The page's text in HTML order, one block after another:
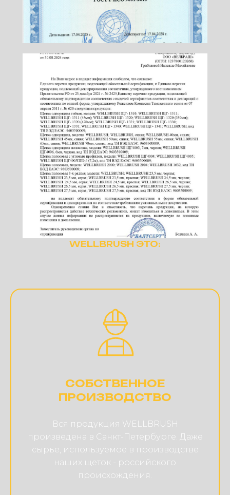
WELLBRUSH ЭТО:
СОБСТВЕННОЕ
ПРОИЗВОДСТВО
Вся продукция WELLBRUSH
произведена в Санкт-Петербурге. Даже
сырье, используемое в производстве
наших щеток - российского
происхождения.